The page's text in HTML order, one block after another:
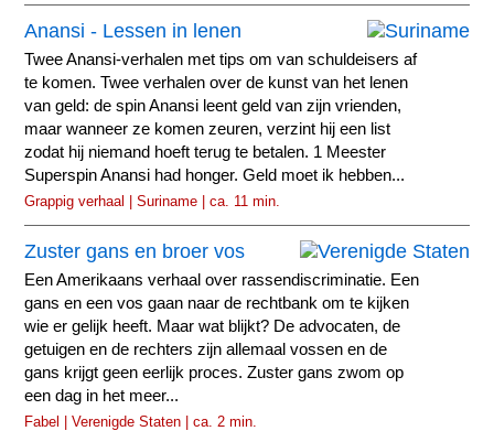
Anansi - Lessen in lenen
Twee Anansi-verhalen met tips om van schuldeisers af
te komen. Twee verhalen over de kunst van het lenen
van geld: de spin Anansi leent geld van zijn vrienden,
maar wanneer ze komen zeuren, verzint hij een list
zodat hij niemand hoeft terug te betalen. 1 Meester
Superspin Anansi had honger. Geld moet ik hebben...
Grappig verhaal | Suriname | ca. 11 min.
Zuster gans en broer vos
Een Amerikaans verhaal over rassendiscriminatie. Een
gans en een vos gaan naar de rechtbank om te kijken
wie er gelijk heeft. Maar wat blijkt? De advocaten, de
getuigen en de rechters zijn allemaal vossen en de
gans krijgt geen eerlijk proces. Zuster gans zwom op
een dag in het meer...
Fabel | Verenigde Staten | ca. 2 min.